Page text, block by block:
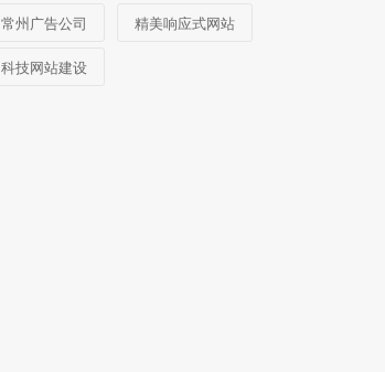
常州广告公司 精美响应式网站
科技网站建设